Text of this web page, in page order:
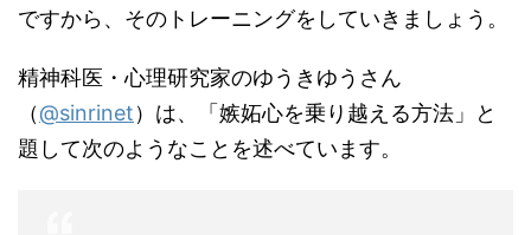
ですから、そのトレーニングをしていきましょう。
精神科医・心理研究家のゆうきゆうさん
（@sinrinet）は、「嫉妬心を乗り越える方法」と
題して次のようなことを述べています。